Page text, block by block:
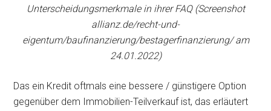
Unterscheidungsmerkmale in ihrer FAQ (Screenshot
allianz.de/recht-und-
eigentum/baufinanzierung/bestagerfinanzierung/ am
24.01.2022)
Das ein Kredit oftmals eine bessere / günstigere Option
gegenüber dem Immobilien-Teilverkauf ist, das erläutert